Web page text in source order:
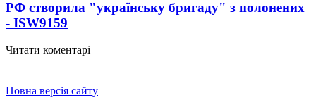
РФ створила "українську бригаду" з полонених
- ISW9159
Читати коментарі
Повна версія сайту